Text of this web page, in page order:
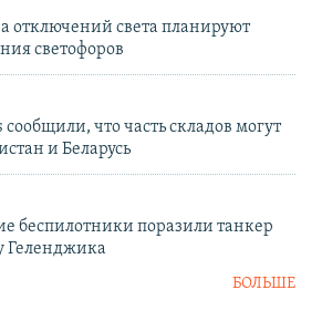
отключений света планируют
светофоров
что часть складов могут
и Беларусь
беспилотники поразили танкер
Геленджика
БОЛЬШЕ